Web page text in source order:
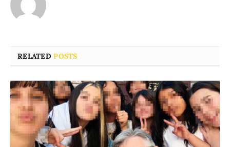
RELATEDPOSTS